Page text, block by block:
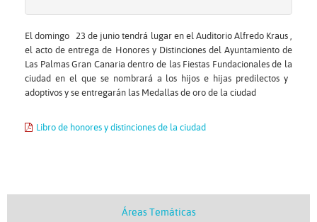
El domingo 23 de junio tendrá lugar en el Auditorio Alfredo Kraus ,
el acto de entrega de Honores y Distinciones del Ayuntamiento de
Las Palmas Gran Canaria dentro de las Fiestas Fundacionales de la
ciudad en el que se nombrará a los hijos e hijas predilectos y
adoptivos y se entregarán las Medallas de oro de la ciudad
Libro de honores y distinciones de la ciudad
Áreas Temáticas